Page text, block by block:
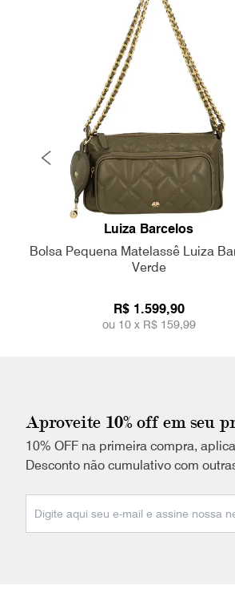
Luiza Barcelos
Bolsa Pequena Matelassê Luiza
Verde
R$ 1.599,90
ou 10 x R$ 159,99
Aproveite 10% off em seu
10% OFF na primeira compra,
Desconto não cumulativo com